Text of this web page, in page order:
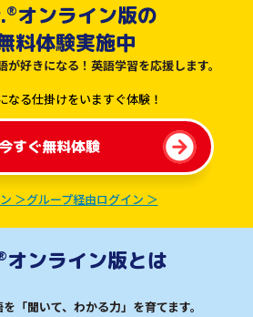
®︎オンライン版の
料体験実施中
好きになる！英語学習を応援します。
なる仕掛けをいますぐ体験！
今すぐ無料体験
＞グループ経由ログイン ＞
オンライン版とは
「聞いて、わかる力」を育てます。